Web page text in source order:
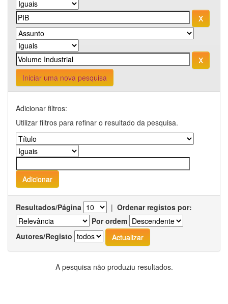
Iniciar uma nova pesquisa
Adicionar filtros:
Utilizar filtros para refinar o resultado da pesquisa.
Resultados/Página | Ordenar registos por:
Por ordem
Autores/Registo
A pesquisa não produziu resultados.